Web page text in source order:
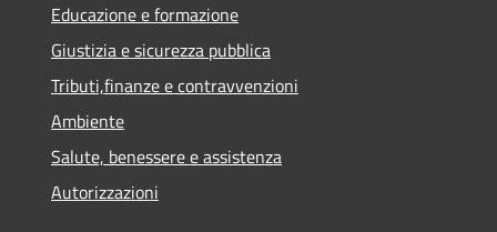
Educazione e formazione
Giustizia e sicurezza pubblica
Tributi,finanze e contravvenzioni
Ambiente
Salute, benessere e assistenza
Autorizzazioni